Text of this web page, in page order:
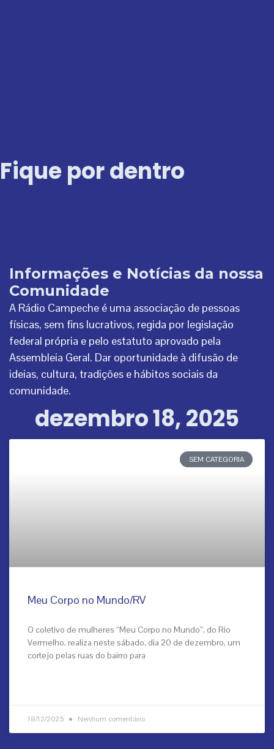
Fique por dentro
Informações e Notícias da nossa
Comunidade
A Rádio Campeche é uma associação de pessoas
físicas, sem fins lucrativos, regida por legislação
federal própria e pelo estatuto aprovado pela
Assembleia Geral. Dar oportunidade à difusão de
ideias, cultura, tradições e hábitos sociais da
comunidade.
dezembro 18, 2025
SEM CATEGORIA
Meu Corpo no Mundo/RV
O coletivo de mulheres “Meu Corpo no Mundo”, do Rio
Vermelho, realiza neste sábado, dia 20 de dezembro, um
cortejo pelas ruas do bairro para
18/12/2025 Nenhum comentário